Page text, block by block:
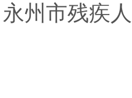
永州市残疾